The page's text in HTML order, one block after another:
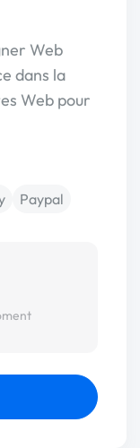
Web
dans la
Web pour
Paypal